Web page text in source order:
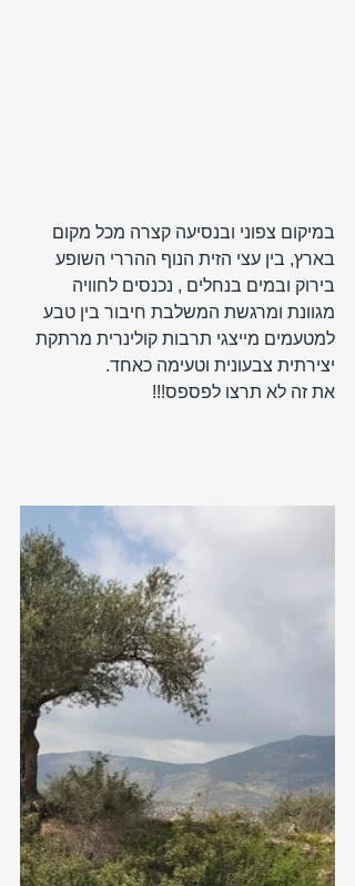
במיקום צפוני ובנסיעה קצרה מכל מקום
בארץ, בין עצי הזית הנוף ההררי השופע
בירוק ובמים בנחלים , נכנסים לחוויה
מגוונת ומרגשת המשלבת חיבור בין טבע
למטעמים מייצגי תרבות קולינרית מרתקת
יצירתית צבעונית וטעימה כאחד.
את זה לא תרצו לפספס!!!